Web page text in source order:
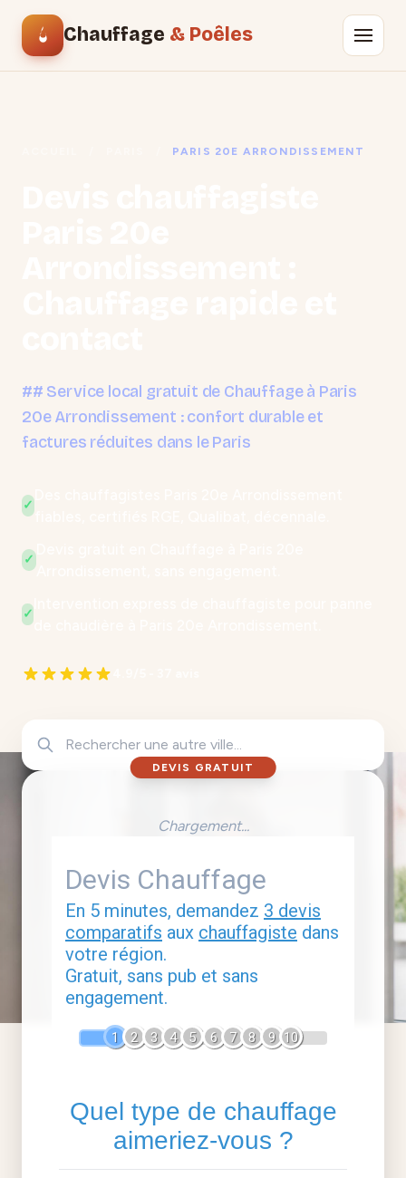
Chauffage & Poêles
PARIS 20E ARRONDISSEMENT
## Service local gratuit de Chauffage à Paris
20e Arrondissement : confort durable et
factures réduites dans le Paris
✓
Des chauffagistes Paris 20e Arrondissement
fiables, certifiés RGE, Qualibat, décennale.
✓
✓
DEVIS GRATUIT
Chargement...
Devis Chauffage
En 5 minutes, demandez 3 devis
comparatifs aux chauffagiste dans
votre région.
Gratuit, sans pub et sans
engagement.
1 2 3 4 5 6 7 8 9 10
Quel type de chauffage
aimeriez-vous ?